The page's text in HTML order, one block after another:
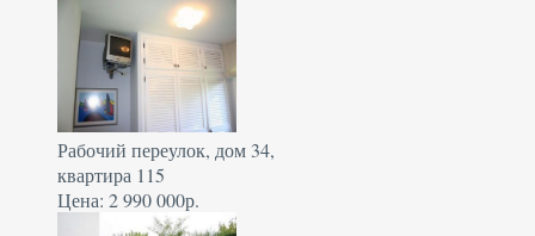
Рабочий переулок, дом 34,
квартира 115
Цена: 2 990 000р.